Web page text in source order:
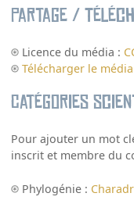
Partage /
Licence du média :
Télécharger le média
Catégories
Pour ajouter un mot
inscrit et membre du
Phylogénie :